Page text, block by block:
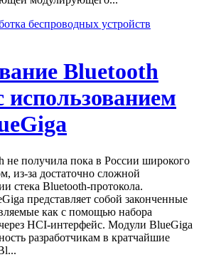
беспроводных устройств
Bluetooth
использованием
не получила пока в России широкого
из-за достаточно сложной
стека Bluetooth-протокола.
представляет собой законченные
как с помощью набора
HCI-интерфейс. Модули BlueGiga
разработчикам в кратчайшие